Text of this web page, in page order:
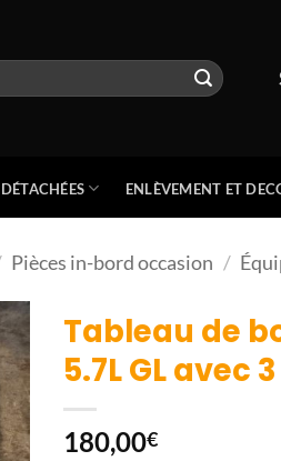
ENLÈVEMENT ET
Pièces in-bord occasion /
Tableau de
5.7L GL avec
180,00€